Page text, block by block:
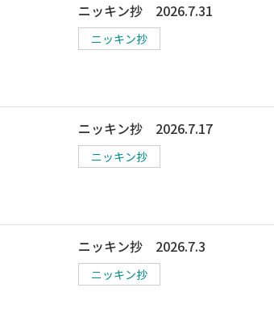
ニッキン抄 2026.7.31
ニッキン抄
ニッキン抄 2026.7.17
ニッキン抄
ニッキン抄 2026.7.3
ニッキン抄